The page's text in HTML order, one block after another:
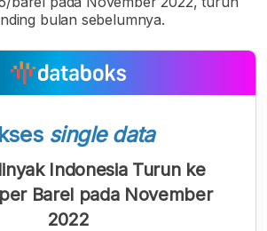
bulan sebelumnya.
single data
Indonesia Turun ke
Barel pada November
2022